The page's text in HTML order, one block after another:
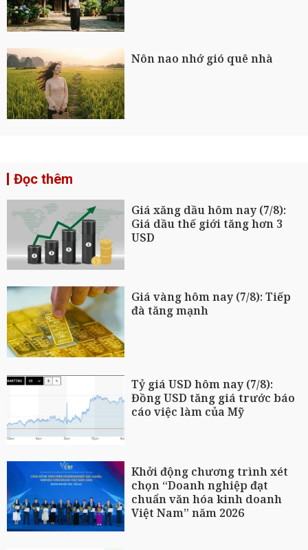
Nôn nao nhớ gió quê nhà
Đọc thêm
Giá xăng dầu hôm nay (7/8):
Giá dầu thế giới tăng hơn 3
USD
Giá vàng hôm nay (7/8): Tiếp
đà tăng mạnh
Tỷ giá USD hôm nay (7/8):
Đồng USD tăng giá trước báo
cáo việc làm của Mỹ
Khởi động chương trình xét
chọn “Doanh nghiệp đạt
chuẩn văn hóa kinh doanh
Việt Nam” năm 2026